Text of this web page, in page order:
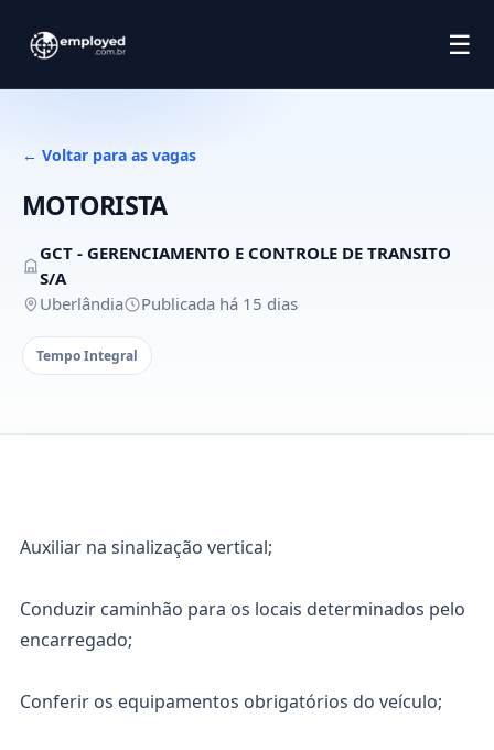
☰
← Voltar para as vagas
MOTORISTA
GCT - GERENCIAMENTO E CONTROLE DE TRANSITO
S/A
Uberlândia
Publicada há 15 dias
Tempo Integral
Auxiliar na sinalização vertical;
Conduzir caminhão para os locais determinados pelo
encarregado;
Conferir os equipamentos obrigatórios do veículo;